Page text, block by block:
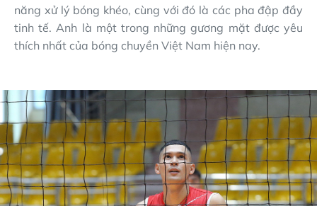
năng xử lý bóng khéo, cùng với đó là các pha đập đầy
tinh tế. Anh là một trong những gương mặt được yêu
thích nhất của bóng chuyền Việt Nam hiện nay.